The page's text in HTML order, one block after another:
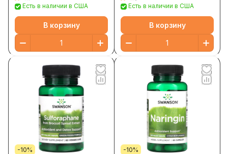
капсул
Есть в наличии в США
В корзину
Есть в наличии в США
В корзину
-10% -10%